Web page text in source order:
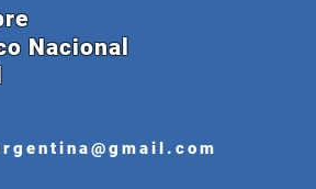
Nacional